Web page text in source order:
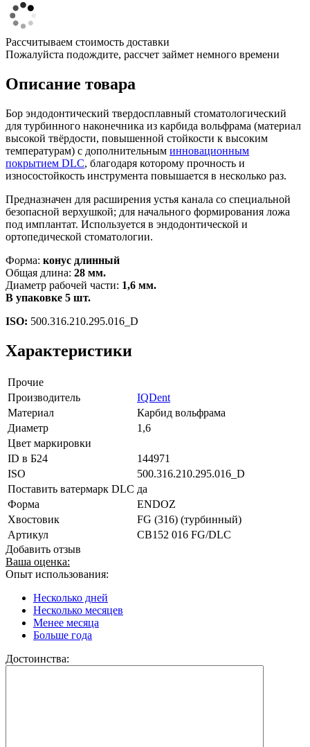
Рассчитываем стоимость доставки
Пожалуйста подождите, рассчет займет немного времени
Описание товара
Бор эндодонтический твердосплавный стоматологический
для турбинного наконечника из карбида вольфрама (материал
высокой твёрдости, повышенной стойкости к высоким
температурам) с дополнительным инновационным
покрытием DLC, благодаря которому прочность и
износостойкость инструмента повышается в несколько раз.
Предназначен для расширения устья канала со специальной
безопасной верхушкой; для начального формирования ложа
под имплантат. Используется в эндодонтической и
ортопедической стоматологии.
Форма: конус длинный
Общая длина: 28 мм.
Диаметр рабочей части: 1,6 мм.
В упаковке 5 шт.
ISO: 500.316.210.295.016_D
Характеристики
Прочие
Производитель
IQDent
Материал
Карбид вольфрама
Диаметр
1,6
Цвет маркировки
ID в Б24
144971
ISO
500.316.210.295.016_D
Поставить ватермарк DLC да
Форма
ENDOZ
Хвостовик
FG (316) (турбинный)
Артикул
CB152 016 FG/DLC
Добавить отзыв
Ваша оценка:
Опыт использования:
Несколько дней
Несколько месяцев
Менее месяца
Больше года
Достоинства: